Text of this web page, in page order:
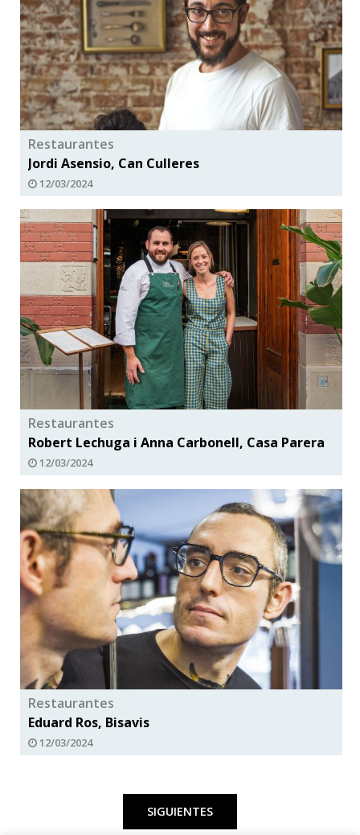
Restaurantes
Jordi Asensio, Can Culleres
12/03/2024
Restaurantes
Robert Lechuga i Anna Carbonell, Casa Parera
12/03/2024
Restaurantes
Eduard Ros, Bisavis
12/03/2024
SIGUIENTES